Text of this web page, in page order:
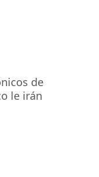
de
le irán